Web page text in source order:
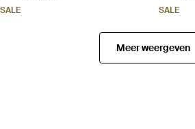
SALE SALE
Meer weergeven